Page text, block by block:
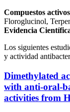
Compuestos
Floroglucinol,
Evidencia
Los siguientes
y actividad
Dimethylated
with anti-oral-
activities from